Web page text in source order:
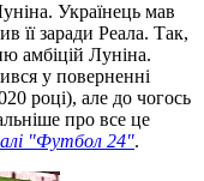
Українець мав
її заради Реала. Так,
амбіцій Луніна.
у поверненні
році), але до чогось
про все це
"Футбол 24".